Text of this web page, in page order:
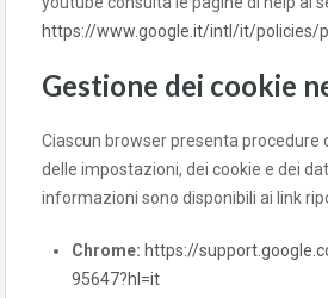
https://www.google.it/intl/it/policies/
Gestione dei cookie
Ciascun browser presenta procedure
delle impostazioni, dei cookie e dei
informazioni sono disponibili ai link
Chrome: https://
95647?hl=it